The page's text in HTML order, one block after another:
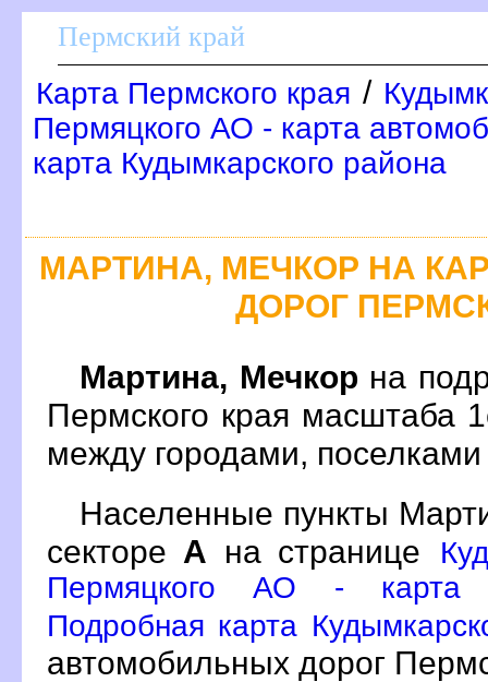
Пермский край
Карта Пермского края /
Пермяцкого АО - карта
карта Кудымкарского района
МАРТИНА, МЕЧКОР НА
ДОРОГ
Мартина, Мечкор на
Пермского края масштаба
между городами,
Населенные пункты
секторе А на странице
Пермяцкого АО - карта
Подробная карта
автомобильных дорог